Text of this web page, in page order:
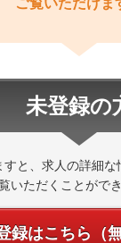
ご覧いただけま
未登録の
すと、求人の詳細
覧いただくことができ
録はこちら（無